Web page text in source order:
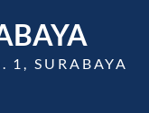
1, SURABAYA